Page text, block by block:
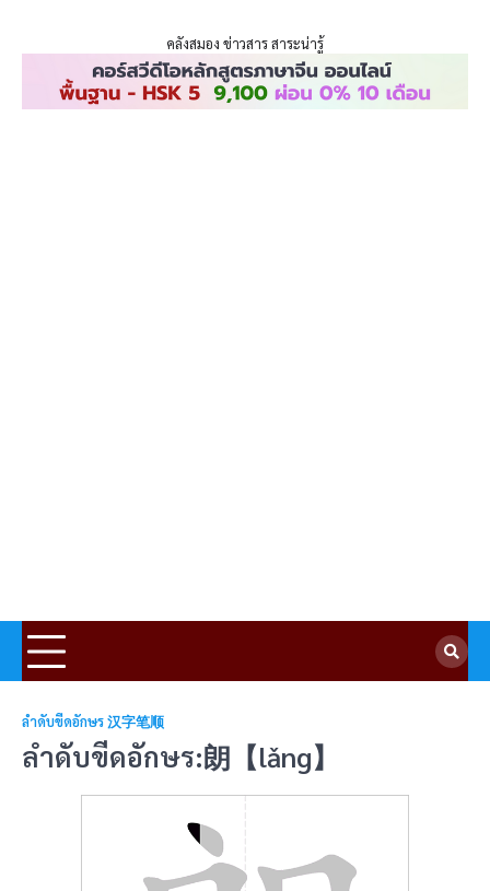
คลังสมอง ข่าวสาร สาระน่ารู้
ลำดับขีดอักษร 汉字笔顺
ลำดับขีดอักษร:朗【lǎng】